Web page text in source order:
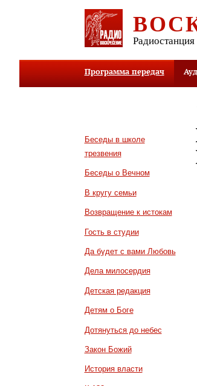
Программа передач
Беседы в школе
трезвения
Беседы о Вечном
В кругу семьи
Возвращение к истокам
Гость в студии
Да будет с вами Любовь
Дела милосердия
Детская редакция
Детям о Боге
Дотянуться до небес
Закон Божий
История власти